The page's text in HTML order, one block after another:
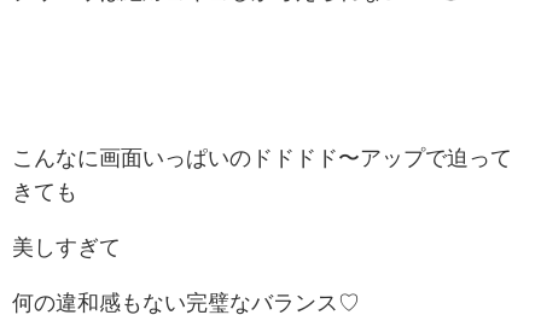
こんなに画面いっぱいのドドドド〜アップで迫って
きても
美しすぎて
何の違和感もない完璧なバランス♡